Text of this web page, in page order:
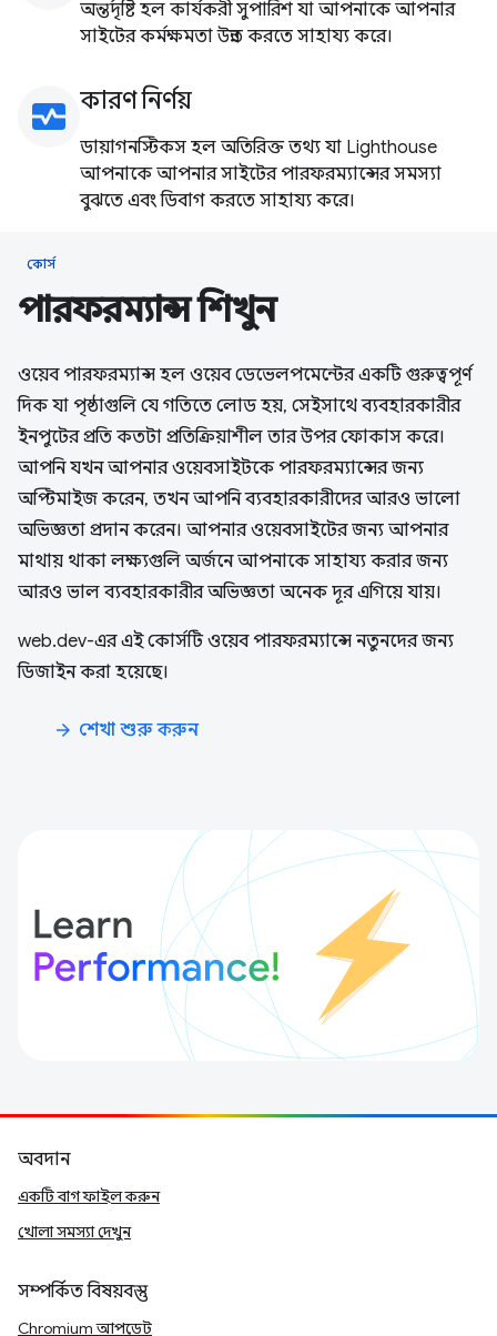
অন্তর্দৃষ্টি হল কার্যকরী সুপারিশ যা আপনাকে আপনার
সাইটের কর্মক্ষমতা উন্নত করতে সাহায্য করে।
monitor_heart কারণ নির্ণয়
ডায়াগনস্টিকস হল অতিরিক্ত তথ্য যা Lighthouse
আপনাকে আপনার সাইটের পারফরম্যান্সের সমস্যা
বুঝতে এবং ডিবাগ করতে সাহায্য করে।
কোর্স
পারফরম্যান্স শিখুন
ওয়েব পারফরম্যান্স হল ওয়েব ডেভেলপমেন্টের একটি গুরুত্বপূর্ণ
দিক যা পৃষ্ঠাগুলি যে গতিতে লোড হয়, সেইসাথে ব্যবহারকারীর
ইনপুটের প্রতি কতটা প্রতিক্রিয়াশীল তার উপর ফোকাস করে।
আপনি যখন আপনার ওয়েবসাইটকে পারফরম্যান্সের জন্য
অপ্টিমাইজ করেন, তখন আপনি ব্যবহারকারীদের আরও ভালো
অভিজ্ঞতা প্রদান করেন। আপনার ওয়েবসাইটের জন্য আপনার
মাথায় থাকা লক্ষ্যগুলি অর্জনে আপনাকে সাহায্য করার জন্য
আরও ভাল ব্যবহারকারীর অভিজ্ঞতা অনেক দূর এগিয়ে যায়।
web.dev-এর এই কোর্সটি ওয়েব পারফরম্যান্সে নতুনদের জন্য
ডিজাইন করা হয়েছে।
arrow_forward শেখা শুরু করুন
অবদান
একটি বাগ ফাইল করুন
খোলা সমস্যা দেখুন
সম্পর্কিত বিষয়বস্তু
Chromium আপডেট